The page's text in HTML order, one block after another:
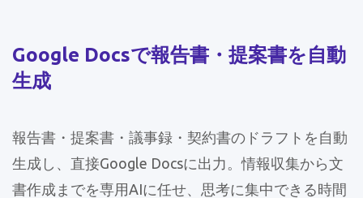
Google Docsで報告書・提案書を自動
生成
報告書・提案書・議事録・契約書のドラフトを自動
生成し、直接Google Docsに出力。情報収集から文
書作成までを専用AIに任せ、思考に集中できる時間